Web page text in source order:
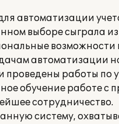
автоматизации
выборе сыграла
автоматизации
работы по
обучение работе
сотрудничество.
систему,